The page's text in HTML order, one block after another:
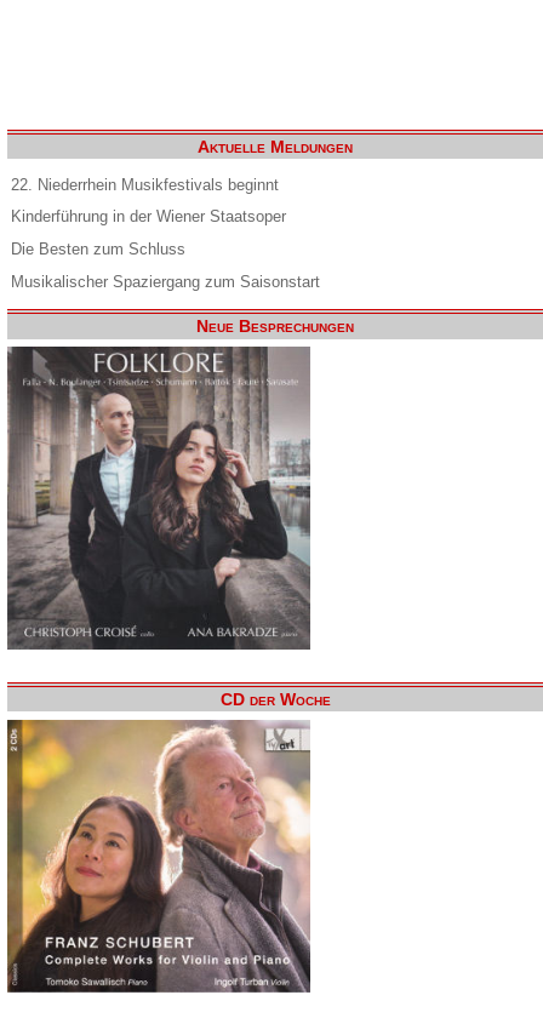
Aktuelle Meldungen
22. Niederrhein Musikfestivals beginnt
Kinderführung in der Wiener Staatsoper
Die Besten zum Schluss
Musikalischer Spaziergang zum Saisonstart
Neue Besprechungen
CD der Woche